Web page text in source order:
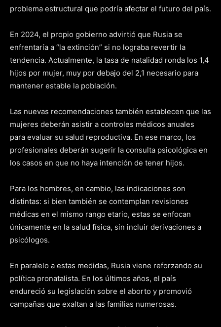
problema estructural que podría afectar el futuro del país.
En 2024, el propio gobierno advirtió que Rusia se
enfrentaría a “la extinción” si no lograba revertir la
tendencia. Actualmente, la tasa de natalidad ronda los 1,4
hijos por mujer, muy por debajo del 2,1 necesario para
mantener estable la población.
Las nuevas recomendaciones también establecen que las
mujeres deberán asistir a controles médicos anuales
para evaluar su salud reproductiva. En ese marco, los
profesionales deberán sugerir la consulta psicológica en
los casos en que no haya intención de tener hijos.
Para los hombres, en cambio, las indicaciones son
distintas: si bien también se contemplan revisiones
médicas en el mismo rango etario, estas se enfocan
únicamente en la salud física, sin incluir derivaciones a
psicólogos.
En paralelo a estas medidas, Rusia viene reforzando su
política pronatalista. En los últimos años, el país
endureció su legislación sobre el aborto y promovió
campañas que exaltan a las familias numerosas.